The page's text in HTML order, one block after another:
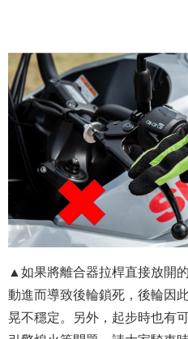
▲如果將離合器拉桿直接放開
動進而導致後輪鎖死，後輪因
晃不穩定。另外，起步時也有